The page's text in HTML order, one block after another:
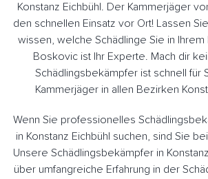
Konstanz Eichbühl. Der Kammerjäger
den schnellen Einsatz vor Ort! Lassen
wissen, welche Schädlinge Sie in Ihrem
Boskovic ist Ihr Experte. Mach dir
Schädlingsbekämpfer ist schnell für
Kammerjäger in allen Bezirken
Wenn Sie professionelles
in Konstanz Eichbühl suchen, sind Sie
Unsere Schädlingsbekämpfer in
über umfangreiche Erfahrung in der